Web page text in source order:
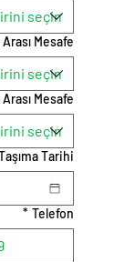
Eski Ev Kamyonla Bina Arası Mesafe
Yeni Ev Kamyonla Bina Arası Mesafe
Tarihi
Telefon
*